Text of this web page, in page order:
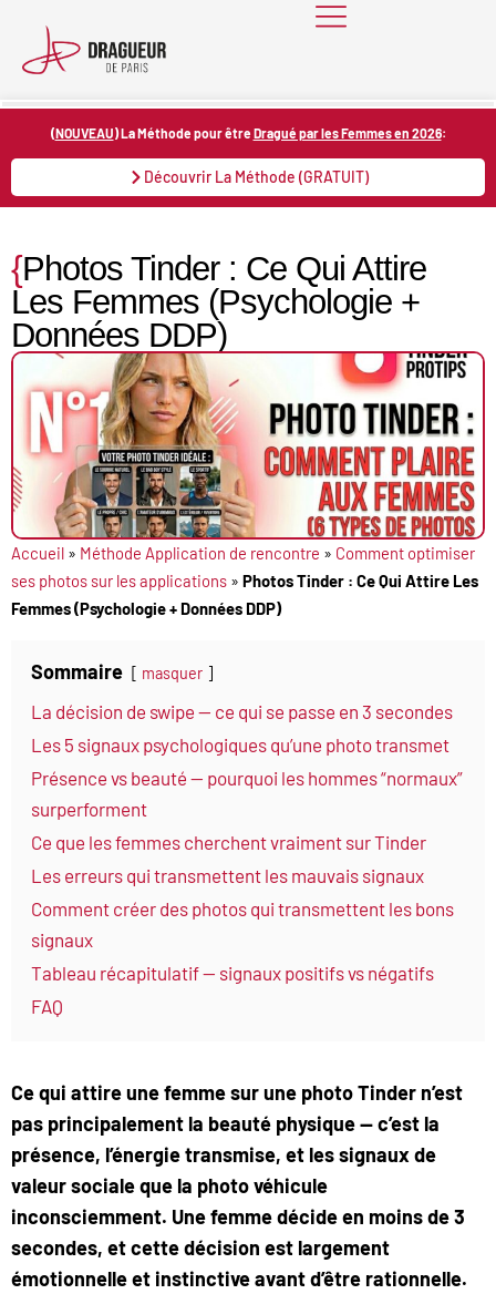
content
(NOUVEAU) La Méthode pour être Dragué par les Femmes en 2026:
Découvrir La Méthode (GRATUIT)
{Photos Tinder : Ce Qui Attire
Les Femmes (Psychologie +
Données DDP)
Accueil » Méthode Application de rencontre » Comment optimiser
ses photos sur les applications » Photos Tinder : Ce Qui Attire Les
Femmes (Psychologie + Données DDP)
Sommaire masquer
La décision de swipe — ce qui se passe en 3 secondes
Les 5 signaux psychologiques qu’une photo transmet
Présence vs beauté — pourquoi les hommes “normaux”
surperforment
Ce que les femmes cherchent vraiment sur Tinder
Les erreurs qui transmettent les mauvais signaux
Comment créer des photos qui transmettent les bons
signaux
Tableau récapitulatif — signaux positifs vs négatifs
FAQ
Ce qui attire une femme sur une photo Tinder n’est
pas principalement la beauté physique — c’est la
présence, l’énergie transmise, et les signaux de
valeur sociale que la photo véhicule
inconsciemment. Une femme décide en moins de 3
secondes, et cette décision est largement
émotionnelle et instinctive avant d’être rationnelle.